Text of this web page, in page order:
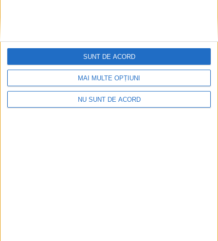
MAI MULTE OPȚIUNI
NU SUNT DE ACORD
SUNT DE ACORD